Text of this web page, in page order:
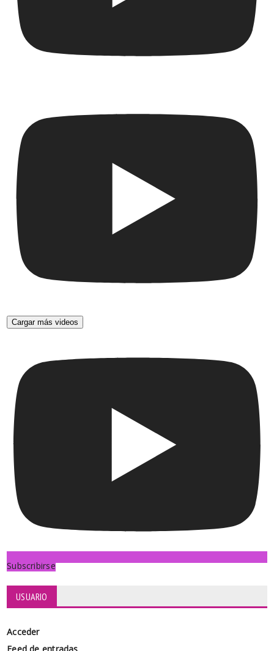
Cargar más videos
Subscribirse
USUARIO
Acceder
Feed de entradas